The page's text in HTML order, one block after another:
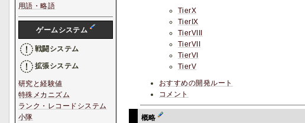
TierX
TierIX
TierVIII
TierVII
TierVI
TierV
おすすめの開発ルート
コメント
概略
用語・略語
ゲームシステム
戦闘システム
拡張システム
研究と経験値
特殊メカニズム
ランク・レコードシステム
小隊